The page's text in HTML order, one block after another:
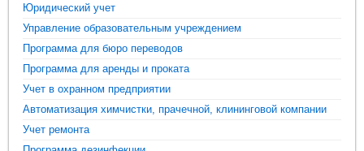
Юридический учет
Управление образовательным учреждением
Программа для бюро переводов
Программа для аренды и проката
Учет в охранном предприятии
Автоматизация химчистки, прачечной, клининговой компании
Учет ремонта